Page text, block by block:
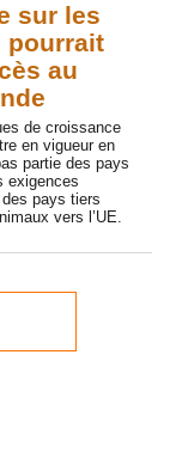
sur les
pourrait
au
de croissance
en vigueur en
partie des pays
exigences
pays tiers
vers l’UE.